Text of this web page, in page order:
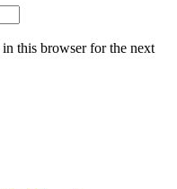
this browser for the next